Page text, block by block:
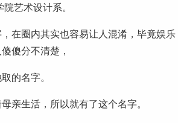
艺术设计系。
在圈内其实也容易让人混淆，毕竟娱乐
傻分不清楚，
的名字。
亲生活，所以就有了这个名字。